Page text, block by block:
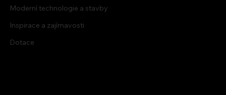
Moderní technologie a stavby
Inspirace a zajímavosti
Dotace